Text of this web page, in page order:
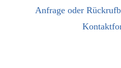
Anfrage oder